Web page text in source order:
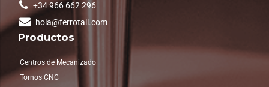
+34 966 662 296
hola@ferrotall.com
Productos
Centros de Mecanizado
Tornos CNC